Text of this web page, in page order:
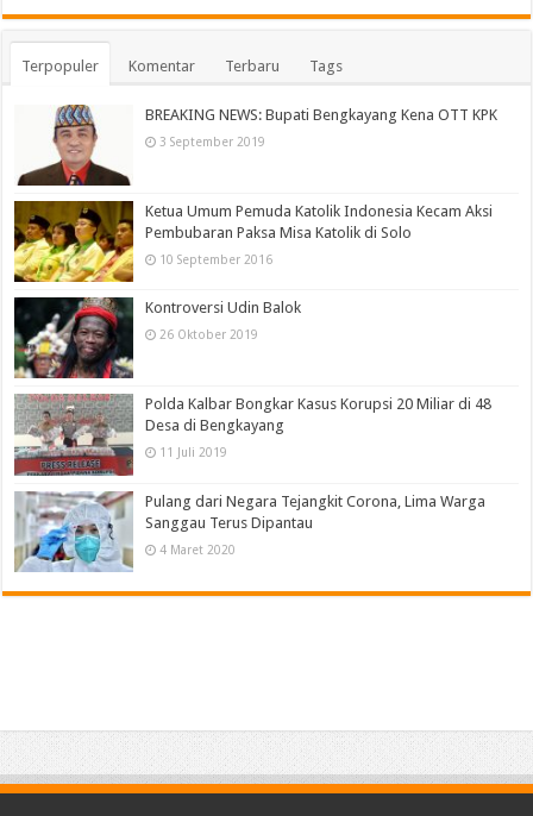
Terpopuler Komentar Terbaru Tags
BREAKING NEWS: Bupati Bengkayang Kena OTT KPK
3 September 2019
Ketua Umum Pemuda Katolik Indonesia Kecam Aksi
Pembubaran Paksa Misa Katolik di Solo
10 September 2016
Kontroversi Udin Balok
26 Oktober 2019
Polda Kalbar Bongkar Kasus Korupsi 20 Miliar di 48
Desa di Bengkayang
11 Juli 2019
Pulang dari Negara Tejangkit Corona, Lima Warga
Sanggau Terus Dipantau
4 Maret 2020